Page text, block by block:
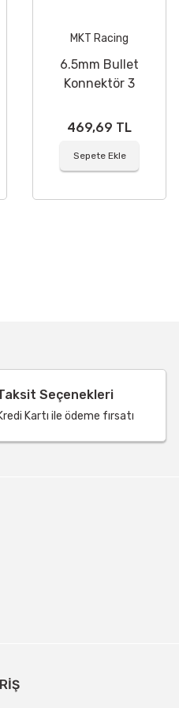
MKT Racing
6.5mm Bullet
Konnektör 3
469,69 TL
Sepete Ekle
Seçenekleri
Kartı ile ödeme fırsatı